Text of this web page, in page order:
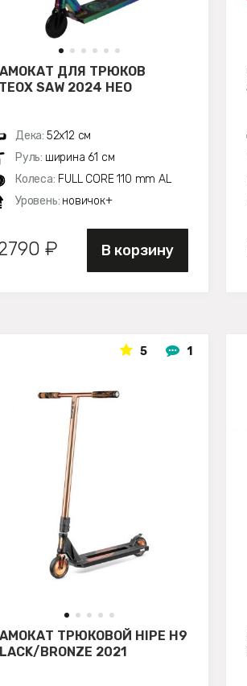
ДЛЯ ТРЮКОВ
SAW 2024 НЕО
Дека: 52х12 см
Руль: ширина 61 см
Колеса: FULL CORE 110 mm AL
Уровень: новичок+
₽ В корзину
5 1
ТРЮКОВОЙ HIPE H9
BRONZE 2021